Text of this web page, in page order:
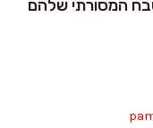
המסורתי שלהם